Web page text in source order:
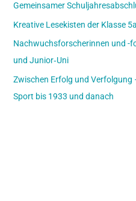
Gemeinsamer
Kreative Lesekisten der Klasse 5a
Nachwuchsforscherinnen und -
und Junior‑Uni
Zwischen Erfolg und Verfolgung
Sport bis 1933 und danach